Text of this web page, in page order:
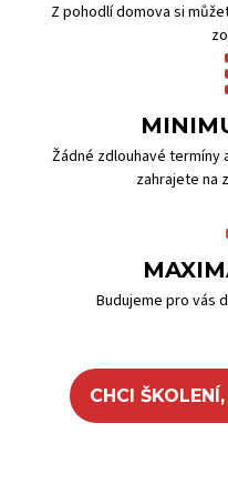
Z pohodlí domova si
Žádné zdlouhavé termíny
zahrajete na
Budujeme pro vás
CHCI